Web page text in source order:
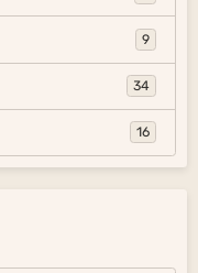
9
34
16